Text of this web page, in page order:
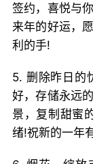
签约，喜悦与
来年的好运，
利的手!
5. 删除昨日的
好，存储永远
景，复制甜蜜
绪!祝新的一年